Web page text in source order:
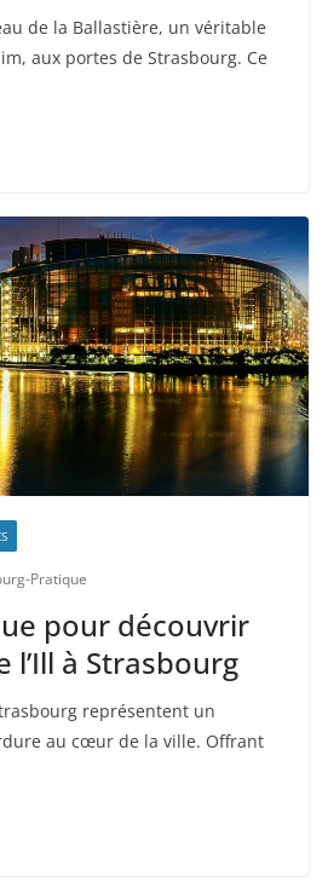
de la Ballastière, un véritable
aux portes de Strasbourg. Ce
Pratique
pour découvrir
l’Ill à Strasbourg
représentent un
au cœur de la ville. Offrant